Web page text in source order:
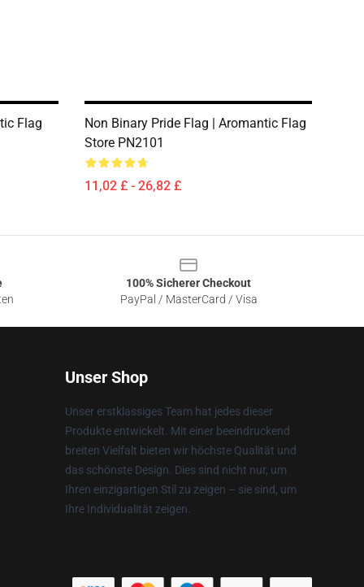
Flag
Non Binary Pride Flag | Aromantic Flag
Store PN2101
11,02 £ - 26,82 £
100% Sicherer Checkout
PayPal / MasterCard / Visa
Unser Shop
Unser erstklassiges Team hat jedes dieser
Produkte entwickelt. Mit einer beeindruckend
breiten Vielfalt bieten wir höchste Qualität und
das schönste Design. Dies sind nicht nur, um
Ihren einzigartigen Stil zu zeigen – sie sind, um
Ihre Individualität zeigen.